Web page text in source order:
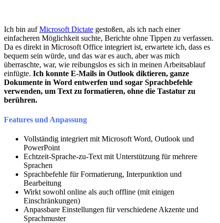
Ich bin aufMicrosoft Dictate gestoßen, als ich nach einer
einfacheren Möglichkeit suchte, Berichte ohne Tippen zu verfassen.
Da es direkt in Microsoft Office integriert ist, erwartete ich, dass es
bequem sein würde, und das war es auch, aber was mich
überraschte, war, wie reibungslos es sich in meinen Arbeitsablauf
einfügte. Ich konnte E-Mails in Outlook diktieren, ganze
Dokumente in Word entwerfen und sogar Sprachbefehle
verwenden, um Text zu formatieren, ohne die Tastatur zu
berühren.
Features und Anpassung
Vollständig integriert mit Microsoft Word, Outlook und
PowerPoint
Echtzeit-Sprache-zu-Text mit Unterstützung für mehrere
Sprachen
Sprachbefehle für Formatierung, Interpunktion und
Bearbeitung
Wirkt sowohl online als auch offline (mit einigen
Einschränkungen)
Anpassbare Einstellungen für verschiedene Akzente und
Sprachmuster